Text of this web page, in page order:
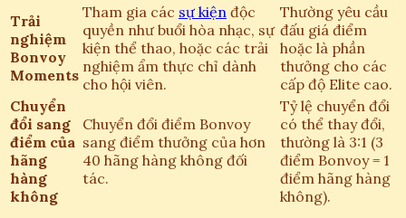
Trải
nghiệm
Bonvoy
Moments
Tham gia các sự kiện độc
quyền như buổi hòa nhạc, sự
kiện thể thao, hoặc các trải
nghiệm ẩm thực chỉ dành
cho hội viên.
Thường yêu cầu
đấu giá điểm
hoặc là phần
thưởng cho các
cấp độ Elite cao.
Chuyển
đổi sang
điểm của
hãng
hàng
không
Chuyển đổi điểm Bonvoy
sang điểm thưởng của hơn
40 hãng hàng không đối
tác.
Tỷ lệ chuyển đổi
có thể thay đổi,
thường là 3:1 (3
điểm Bonvoy = 1
điểm hãng hàng
không).